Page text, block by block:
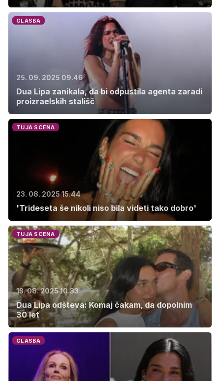
GLASBA
25. 09. 2025 09.46
Dua Lipa zanikala, da bi odpustila agenta zaradi
proizraelskih stališč
TUJA SCENA
23. 08. 2025 15.44
'Trideseta še nikoli niso bila videti tako dobro'
TUJA SCENA
13. 08. 2025 10.33
Dua Lipa odšteva: Komaj čakam, da dopolnim
30 let
GLASBA